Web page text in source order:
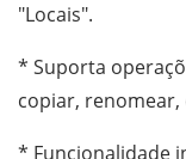
"Locais".
* Suporta
copiar,
* Funcionalidade